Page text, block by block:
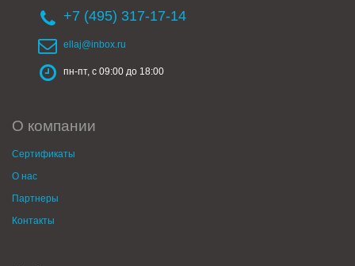
+7 (495) 317-17-14
ellaj@inbox.ru
пн-пт, с 09:00 до 18:00
О компании
Сертификаты
О нас
Партнеры
Контакты